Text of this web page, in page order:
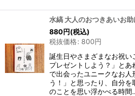
水縞 大人のおつきあいお
880円(税込)
税抜価格: 800円
誕生日やさまざまなお祝い
プレゼントしよう？」と
で出会ったユニークなお人
う！」と思ったり、自分
のことを思い浮かべる時間